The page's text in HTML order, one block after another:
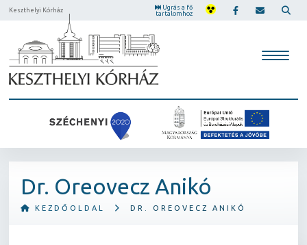
Keszthelyi Kórház
Ugrás a fő
tartalomhoz
Dr. Oreovecz Anikó
KEZDŐOLDAL DR. OREOVECZ ANIKÓ